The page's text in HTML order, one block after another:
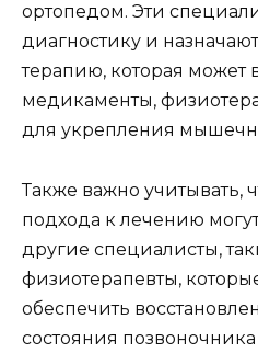
ортопедом. Эти
диагностику и
терапию, которая может
медикаменты,
для укрепления
Также важно учитывать,
подхода к лечению
другие специалисты,
физиотерапевты,
обеспечить
состояния позвоночника